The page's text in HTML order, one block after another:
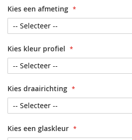
Kies een afmeting
Kies kleur profiel
Kies draairichting
Kies een glaskleur
gallery